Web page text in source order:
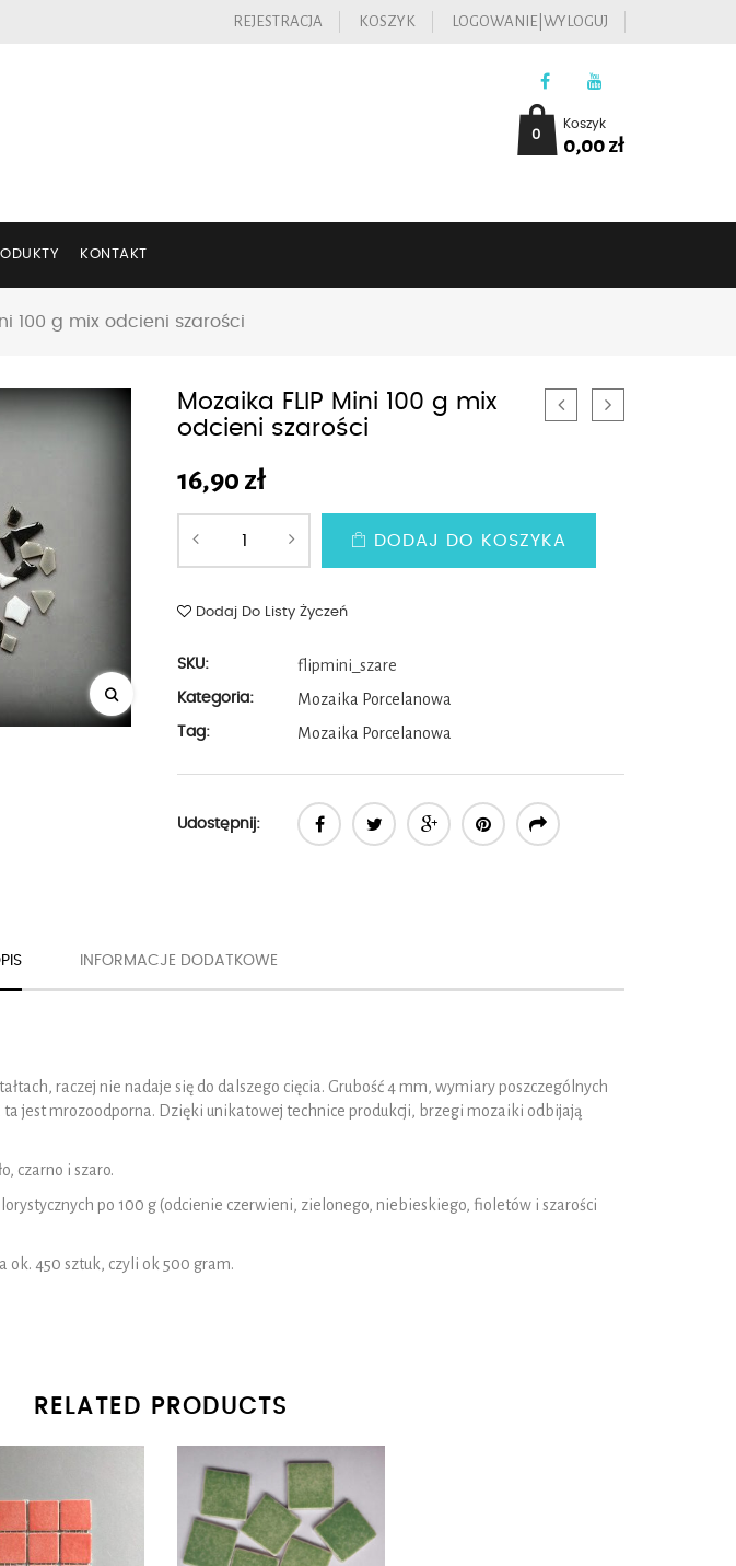
REJESTRACJA KOSZYK LOGOWANIE|WYLOGUJ
Koszyk
0,00zł
0
KONTAKT
100 g mix odcieni szarości
Mozaika FLIP Mini 100 g mix
odcieni szarości
16,90 zł
DODAJ DO KOSZYKA
Dodaj Do Listy Życzeń
SKU: flipmini_szare
Kategoria: Mozaika Porcelanowa
Tag: Mozaika Porcelanowa
Udostępnij:
INFORMACJE DODATKOWE
raczej nie nadaje się do dalszego cięcia. Grubość 4 mm, wymiary poszczególnych
jest mrozoodporna. Dzięki unikatowej technice produkcji, brzegi mozaiki odbijają
czarno i szaro.
po 100 g (odcienie czerwieni, zielonego, niebieskiego, fioletów i szarości
ok. 450 sztuk, czyli ok 500 gram.
RELATED PRODUCTS